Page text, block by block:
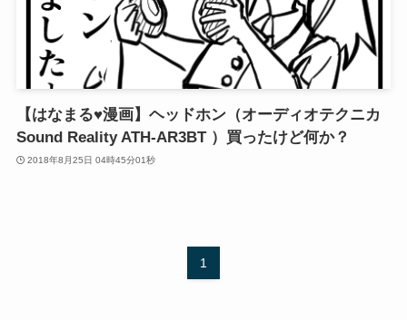
【はなまる♥漫画】ヘッドホン（オーディオテクニカ
Sound Reality ATH-AR3BT ）買ったけど何か？
2018年8月25日 04時45分01秒
1